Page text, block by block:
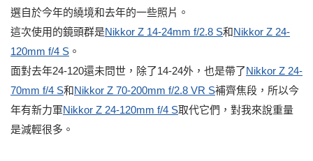
選自於今年的繞境和去年的一些照片。
這次使用的鏡頭群是Nikkor Z 14-24mm f/2.8 S和Nikkor Z 24-
120mm f/4 S 。
面對去年24-120還未問世，除了14-24外，也是帶了Nikkor Z 24-
70mm f/4 S和Nikkor Z 70-200mm f/2.8 VR S補齊焦段，所以今
年有新力軍Nikkor Z 24-120mm f/4 S取代它們，對我來說重量
是減輕很多。